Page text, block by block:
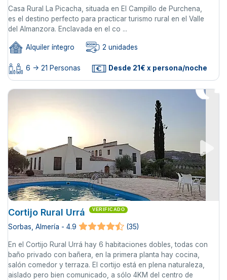
Casa Rural La Picacha, situada en El Campillo de Purchena,
es el destino perfecto para practicar turismo rural en el Valle
del Almanzora. Enclavada en el co ...
Alquiler íntegro 2 unidades
6 -> 21 Personas Desde 21€ x persona/noche
Cortijo Rural Urrá VERIFICADO
Sorbas, Almería - 4.9 (35)
En el Cortijo Rural Urrá hay 6 habitaciones dobles, todas con
baño privado con bañera, en la primera planta hay cocina,
salón comedor y terraza. El cortijo está en plena naturaleza,
aislado pero bien comunicado, a sólo 4KM del centro de